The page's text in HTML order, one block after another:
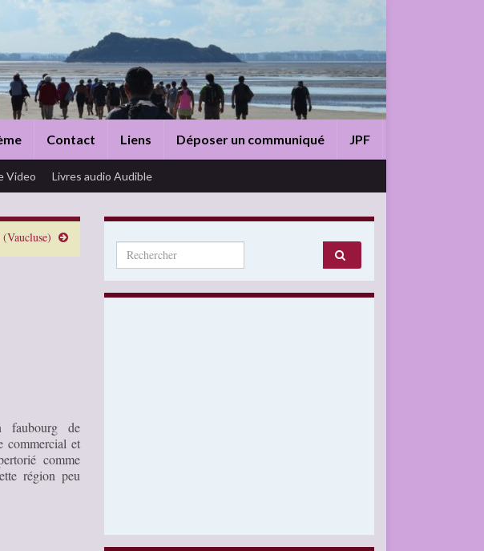
Contact Liens Déposer un communiqué JPF
Video Livres audio Audible
faubourg de
commercial et
comme
région peu
Search for: